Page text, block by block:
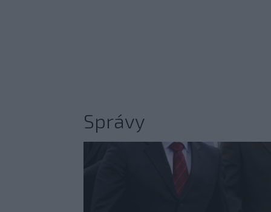
Správy